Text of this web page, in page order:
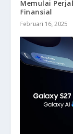
Memulai
Finansial
Februari 16, 2025